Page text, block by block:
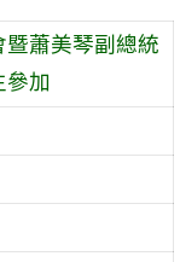
蕭美琴副總統
參加